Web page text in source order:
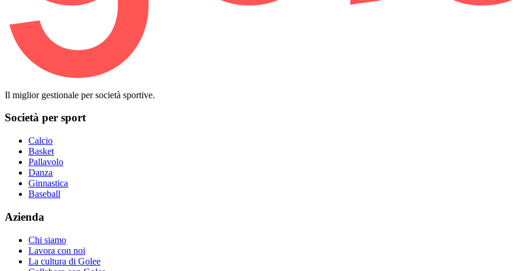
Il miglior gestionale per società sportive.
Società per sport
Calcio
Basket
Pallavolo
Danza
Ginnastica
Baseball
Azienda
Chi siamo
Lavora con noi
La cultura di Golee